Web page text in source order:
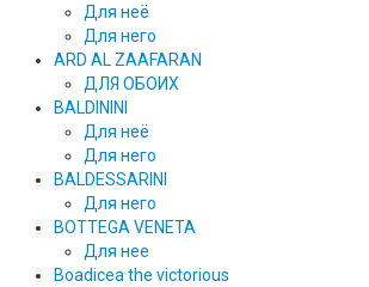
Для неё
Для него
ARD AL ZAAFARAN
ДЛЯ ОБОИХ
BALDININI
Для неё
Для него
BALDESSARINI
Для него
BOTTEGA VENETA
Для нее
Boadicea the victorious